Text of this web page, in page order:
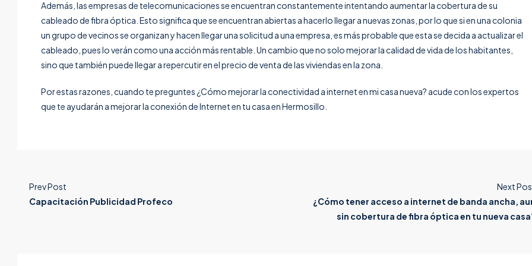
Además, las empresas de telecomunicaciones se encuentran constantemente intentando aumentar la cobertura de su
cableado de fibra óptica. Esto significa que se encuentran abiertas a hacerlo llegar a nuevas zonas, por lo que si en una colonia
un grupo de vecinos se organizan y hacen llegar una solicitud a una empresa, es más probable que esta se decida a actualizar el
cableado, pues lo verán como una acción más rentable. Un cambio que no solo mejorar la calidad de vida de los habitantes,
sino que también puede llegar a repercutir en el precio de venta de las viviendas en la zona.
Por estas razones, cuando te preguntes ¿Cómo mejorar la conectividad a internet en mi casa nueva? acude con los expertos
que te ayudarán a mejorar la conexión de Internet en tu casa en Hermosillo.
Prev Post
Capacitación Publicidad Profeco
Next
¿Cómo tener acceso a internet de banda ancha,
sin cobertura de fibra óptica en tu nueva